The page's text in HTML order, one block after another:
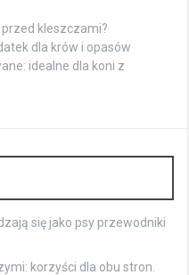
kleszczami?
dla krów i opasów
idealne dla koni z
się jako psy przewodniki
korzyści dla obu stron.